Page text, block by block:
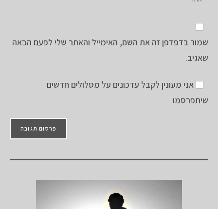
כדי
דואר
כדי
אתר
האינטרנט
שלך
שמור בדפדפן זה את השם, האימייל והאתר שלי לפעם הבאה
שאגיב.
אני מעונין לקבל עדכונים על מסלולים חדשים
שיתפרסמו